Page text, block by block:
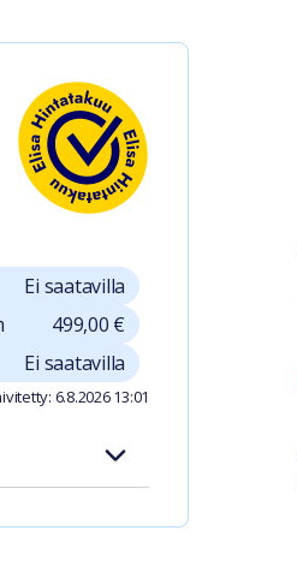
Ei saatavilla
499,00 €
Ei saatavilla
6.8.2026 13:01